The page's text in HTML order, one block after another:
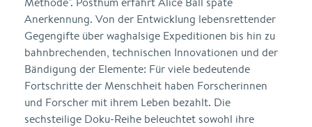
Anerkennung. Von der Entwicklung lebensrettender
Gegengifte über waghalsige Expeditionen bis hin zu
bahnbrechenden, technischen Innovationen und der
Bändigung der Elemente: Für viele bedeutende
Fortschritte der Menschheit haben Forscherinnen
und Forscher mit ihrem Leben bezahlt. Die
sechsteilige Doku-Reihe beleuchtet sowohl ihre